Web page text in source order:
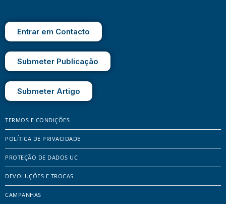
Entrar em Contacto
Submeter Publicação
Submeter Artigo
TERMOS E CONDIÇÕES
POLÍTICA DE PRIVACIDADE
PROTEÇÃO DE DADOS UC
DEVOLUÇÕES E TROCAS
CAMPANHAS